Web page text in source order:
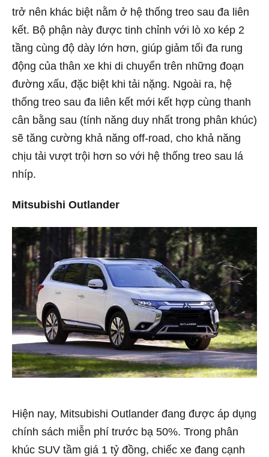
trở nên khác biệt nằm ở hệ thống treo sau đa liên
kết. Bộ phận này được tinh chỉnh với lò xo kép 2
tầng cùng độ dày lớn hơn, giúp giảm tối đa rung
động của thân xe khi di chuyển trên những đoạn
đường xấu, đặc biệt khi tải nặng. Ngoài ra, hệ
thống treo sau đa liên kết mới kết hợp cùng thanh
cân bằng sau (tính năng duy nhất trong phân khúc)
sẽ tăng cường khả năng off-road, cho khả năng
chịu tải vượt trội hơn so với hệ thống treo sau lá
nhíp.
Mitsubishi Outlander
Hiện nay, Mitsubishi Outlander đang được áp dụng
chính sách miễn phí trước bạ 50%. Trong phân
khúc SUV tầm giá 1 tỷ đồng, chiếc xe đang cạnh